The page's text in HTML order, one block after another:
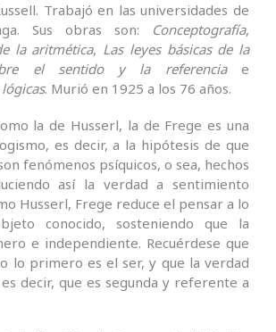
Trabajó en las universidades de
Sus obras son: Conceptografía,
la aritmética, Las leyes básicas de la
el sentido y la referenciae
. Murió en 1925 a los 76 años.
la de Husserl, la de Frege es una
es decir, a la hipótesis de que
fenómenos psíquicos, o sea, hechos
así la verdad a sentimiento
Husserl, Frege reduce el pensar a lo
conocido, sosteniendo que la
e independiente. Recuérdese que
lo primero es el ser, y que la verdad
decir, que es segunda y referente a